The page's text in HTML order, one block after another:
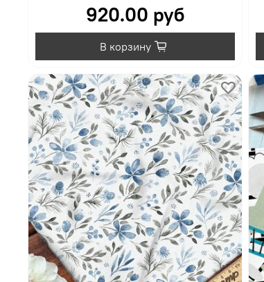
920.00 руб
В корзину